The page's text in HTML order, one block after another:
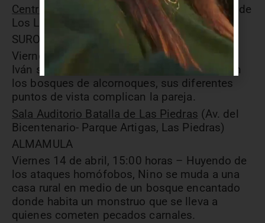
Centro Cultural Serendipia de Solymar
(Calle de
Los Leones y Calle70)
SURO
Viernes 14 de abril, 21:00 horas – Helena e
Iván se proponen construir una nueva vida en
los bosques de alcornoques, sus diferentes
puntos de vista complican la pareja.
Sala Auditorio Batalla de Las Piedras (Av. del
Bicentenario- Parque Artigas, Las Piedras)
ALMAMULA
Viernes 14 de abril, 15:00 horas – Huyendo de
los ataques homófobos, Nino se muda a una
casa rural en medio de un bosque encantado
donde habita un monstruo que se lleva a
quienes cometen pecados carnales.